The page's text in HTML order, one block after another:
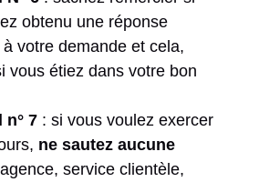
obtenu une réponse
votre demande et cela,
vous étiez dans votre bon
n° 7 : si vous voulez exercer
ne sautez aucune
service clientèle,